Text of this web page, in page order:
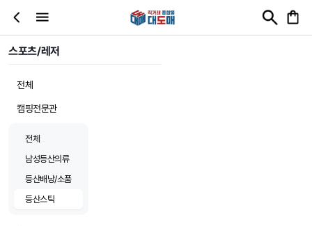
스포츠/레저
전체
캠핑전문관
전체
남성등산의류
등산배낭/소품
등산스틱